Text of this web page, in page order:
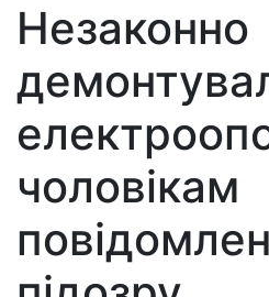
Незаконно
чоловікам